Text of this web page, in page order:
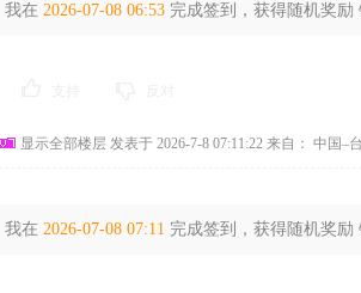
我在 2026-07-08 06:53 完成签到，获得随机奖励
显示全部楼层 发表于 2026-7-8 07:11:22 来自： 中国–
我在 2026-07-08 07:11 完成签到，获得随机奖励